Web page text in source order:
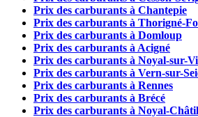
Prix des carburants à Chantepie
Prix des carburants à Thorigné-
Prix des carburants à Domloup
Prix des carburants à Acigné
Prix des carburants à Noyal-sur-
Prix des carburants à Vern-sur-
Prix des carburants à Rennes
Prix des carburants à Brécé
Prix des carburants à Noyal-